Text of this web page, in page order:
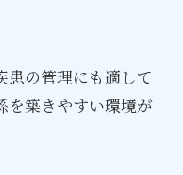
患の管理にも適して
を築きやすい環境が